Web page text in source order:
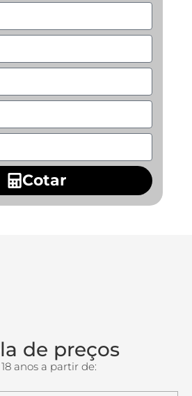
Cotar
de preços
anos a partir de: